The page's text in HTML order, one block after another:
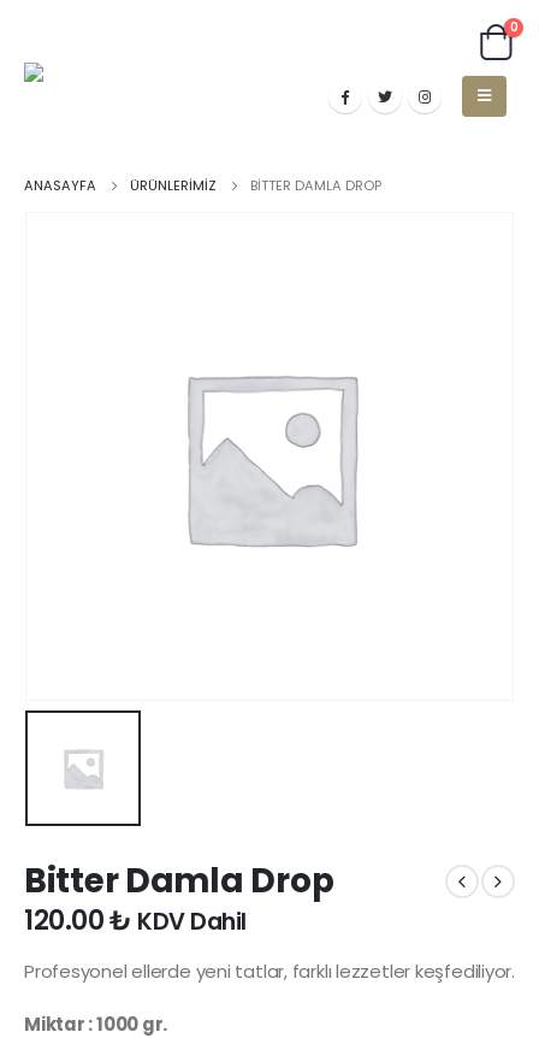
0
ANASAYFA ÜRÜNLERIMIZ BITTER DAMLA DROP
Bitter Damla Drop
120.00₺ KDV Dahil
Profesyonel ellerde yeni tatlar, farklı lezzetler keşfediliyor.
Miktar : 1000 gr.